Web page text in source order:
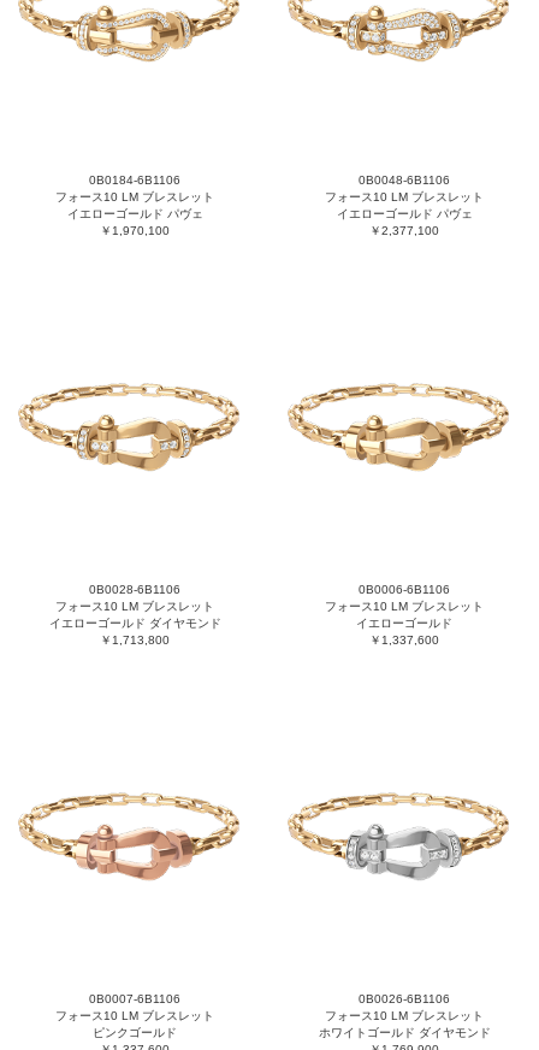
0B0184-6B1106
フォース10 LM ブレスレット
イエローゴールド パヴェ
￥1,970,100
0B0048-6B1106
フォース10 LM ブレスレット
イエローゴールド パヴェ
￥2,377,100
0B0028-6B1106
フォース10 LM ブレスレット
イエローゴールド ダイヤモンド
￥1,713,800
0B0006-6B1106
フォース10 LM ブレスレット
イエローゴールド
￥1,337,600
0B0007-6B1106
フォース10 LM ブレスレット
ピンクゴールド
0B0026-6B1106
フォース10 LM ブレスレット
ホワイトゴールド ダイヤモンド